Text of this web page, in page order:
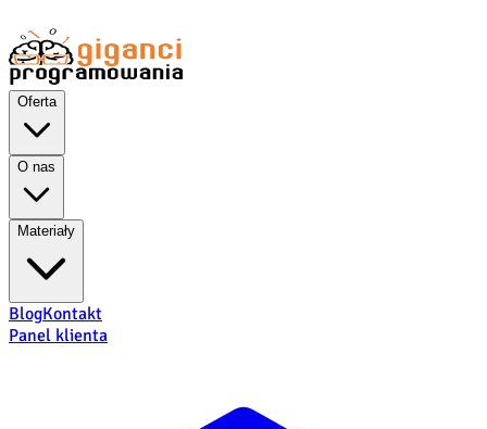
Oferta
O nas
Materiały
BlogKontakt
Panel klienta